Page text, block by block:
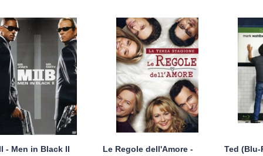
- Men in Black II
Le Regole dell'Amore -
Ted (Blu-